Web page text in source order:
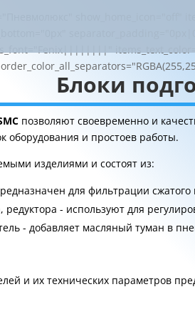
show_home_icon="off"
Блоки
позволяют своевременно и
оборудования и простоев работы.
изделиями и состоят из:
для фильтрации сжатого
редуктора - используют для
- добавляет масляный туман в
и их технических параметров